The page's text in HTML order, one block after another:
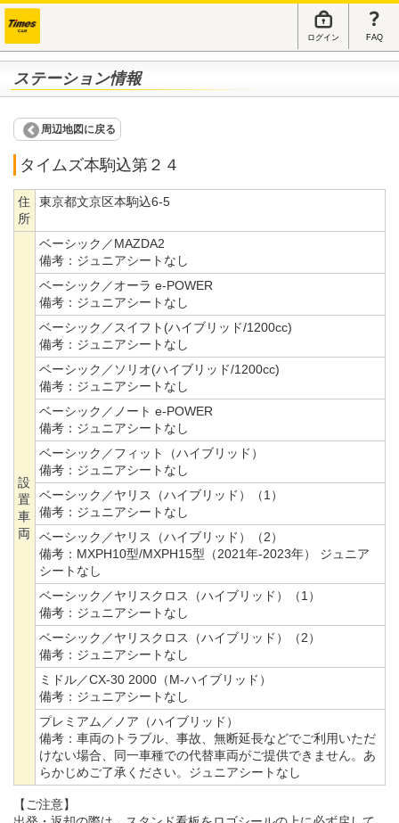
ログイン FAQ
ステーション情報
周辺地図に戻る
タイムズ本駒込第２４
住
所
東京都文京区本駒込6-5
設
置
車
両
ベーシック／MAZDA2
備考： ジュニアシートなし
ベーシック／オーラ e-POWER
備考： ジュニアシートなし
ベーシック／スイフト(ハイブリッド/1200cc)
備考： ジュニアシートなし
ベーシック／ソリオ(ハイブリッド/1200cc)
備考： ジュニアシートなし
ベーシック／ノート e-POWER
備考： ジュニアシートなし
ベーシック／フィット（ハイブリッド）
備考： ジュニアシートなし
ベーシック／ヤリス（ハイブリッド）（1）
備考： ジュニアシートなし
ベーシック／ヤリス（ハイブリッド）（2）
備考： MXPH10型/MXPH15型（2021年-2023年） ジュニア
シートなし
ベーシック／ヤリスクロス（ハイブリッド）（1）
備考： ジュニアシートなし
ベーシック／ヤリスクロス（ハイブリッド）（2）
備考： ジュニアシートなし
ミドル／CX-30 2000（M-ハイブリッド）
備考： ジュニアシートなし
プレミアム／ノア（ハイブリッド）
備考： 車両のトラブル、事故、無断延長などでご利用いただ
けない場合、同一車種での代替車両がご提供できません。あ
らかじめご了承ください。ジュニアシートなし
【ご注意】